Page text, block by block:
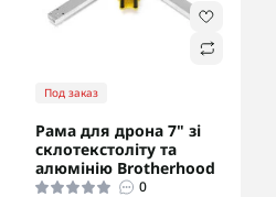
Под заказ
Рама для дрона 7" зі
склотекстоліту та
алюмінію Brotherhood
0